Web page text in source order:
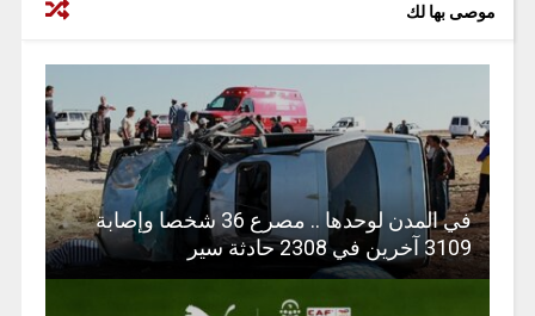
موصى بها لك
في المدن لوحدها .. مصرع 36 شخصا وإصابة
3109 آخرين في 2308 حادثة سير